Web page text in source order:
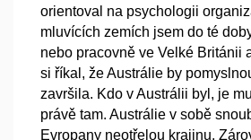
orientoval na psychologii
mluvících zemích jsem do té
nebo pracovně ve Velké Británii
si říkal, že Austrálie by
završila. Kdo v Austrálii byl, je
právě tam. Austrálie v sobě
Evropany neotřelou krajinu.